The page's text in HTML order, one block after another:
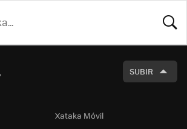
SUBIR
Xataka Móvil